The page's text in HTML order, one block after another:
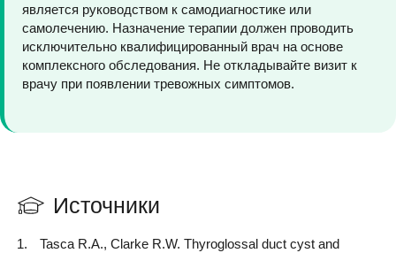
Точно определить природу «шишки» позволяют УЗИ
мягких тканей шеи и консультация хирурга.
Ультразвук сразу показывает структуру: кистозная
(полая) или солидная (плотная).
Наложение внутрикожного косметического шва
рассасывающимися нитями минимизирует
травматизацию. В дальнейшем рубец представляет
собой тонкую белую полоску. Его качество зависит
не только от мастерства хирурга, но и от
является руководством к самодиагностике или
самолечению. Назначение терапии должен проводить
исключительно квалифицированный врач на основе
комплексного обследования. Не откладывайте визит к
врачу при появлении тревожных симптомов.
Источники
Tasca R.A., Clarke R.W. Thyroglossal duct cyst and